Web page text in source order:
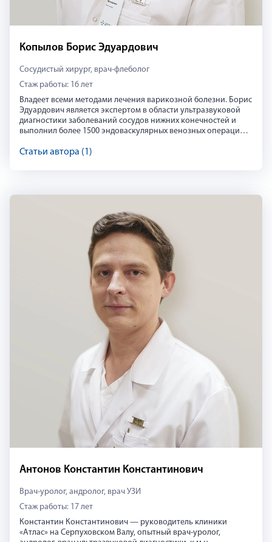
Борис Копылов
Владеет всеми методами лечения варикозной болезни.
https://vk.com/atlasclinic
Копылов Борис Эдуардович
Сосудистый хирург, врач-флеболог
Стаж работы: 16 лет
Владеет всеми методами лечения варикозной болезни. Борис
Эдуардович является экспертом в области ультразвуковой
диагностики заболеваний сосудов нижних конечностей и
выполнил более 1500 эндоваскулярных венозных операций.
конференциях по специальности. Действующий сертификат
Статьи автора (1)
Антонов Константин Константинович
Врач-уролог, андролог, врач УЗИ
Стаж работы: 17 лет
Константин Константинович — руководитель клиники
«Атлас» на Серпуховском Валу, опытный врач-уролог,